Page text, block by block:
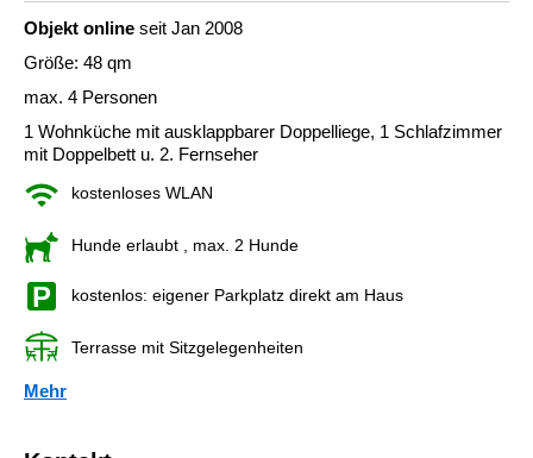
Objekt online seit Jan 2008
Größe: 48 qm
max. 4 Personen
1 Wohnküche mit ausklappbarer Doppelliege, 1 Schlafzimmer
mit Doppelbett u. 2. Fernseher
kostenloses WLAN
Hunde erlaubt , max. 2 Hunde
kostenlos: eigener Parkplatz direkt am Haus
Terrasse mit Sitzgelegenheiten
Mehr